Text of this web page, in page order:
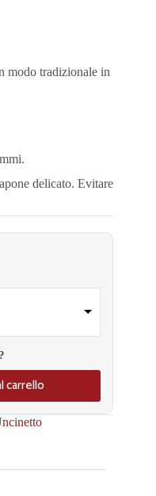
modo tradizionale in
delicato. Evitare
carrello